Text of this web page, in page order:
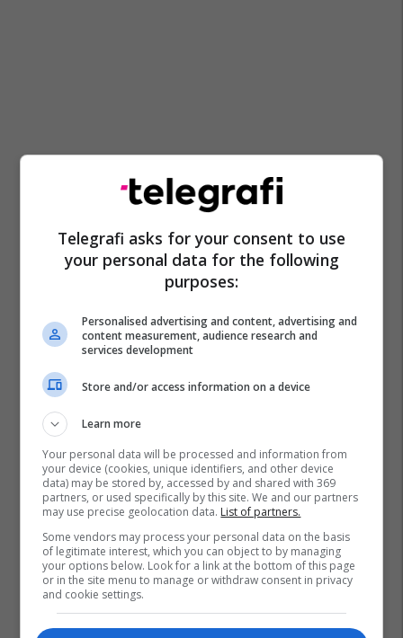
Nafta Çmimi I Naftës
Telegrafi asks for your consent to use
your personal data for the following
purposes:
Personalised advertising and content, advertising and
content measurement, audience research and
services development
Store and/or access information on a device
Learn more
Your personal data will be processed and information from
your device (cookies, unique identifiers, and other device
data) may be stored by, accessed by and shared with 369
partners, or used specifically by this site. We and our partners
may use precise geolocation data. List of partners.
Some vendors may process your personal data on the basis
of legitimate interest, which you can object to by managing
your options below. Look for a link at the bottom of this page
or in the site menu to manage or withdraw consent in privacy
and cookie settings.